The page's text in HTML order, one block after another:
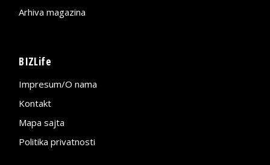
Arhiva magazina
BIZLife
Impresum/O nama
Kontakt
Mapa sajta
Politika privatnosti